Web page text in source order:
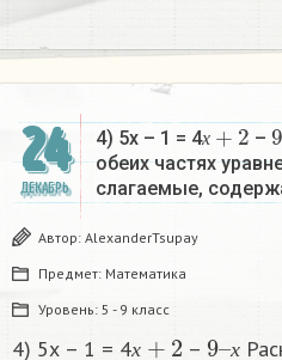
24
ДЕКАБРЬ
4) 5х – 1 = 4х
х+2
–
9
х
обеих частях
слагаемые,
Автор: AlexanderTsupay
Предмет: Математика
Уровень: 5 - 9 класс
4) 5х – 1 = 4х – х
9х